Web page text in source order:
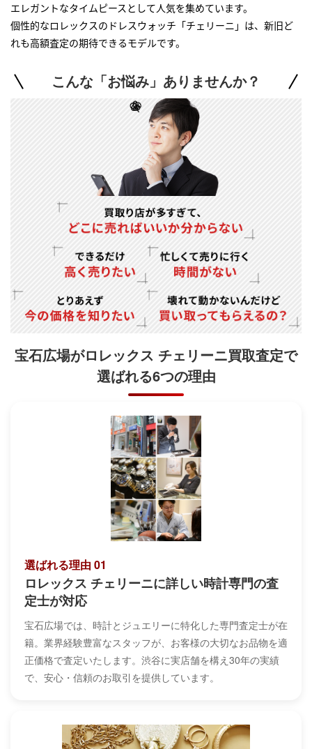
エレガントなタイムピースとして人気を集めています。
個性的なロレックスのドレスウォッチ「チェリーニ」は、新旧ど
れも高額査定の期待できるモデルです。
こんな「お悩み」ありませんか？
宝石広場がロレックス チェリーニ買取査定で
選ばれる6つの理由
選ばれる理由 01
ロレックス チェリーニに詳しい時計専門の査
定士が対応
宝石広場では、時計とジュエリーに特化した専門査定士が在
籍。業界経験豊富なスタッフが、お客様の大切なお品物を適
正価格で査定いたします。渋谷に実店舗を構え30年の実績
で、安心・信頼のお取引を提供しています。